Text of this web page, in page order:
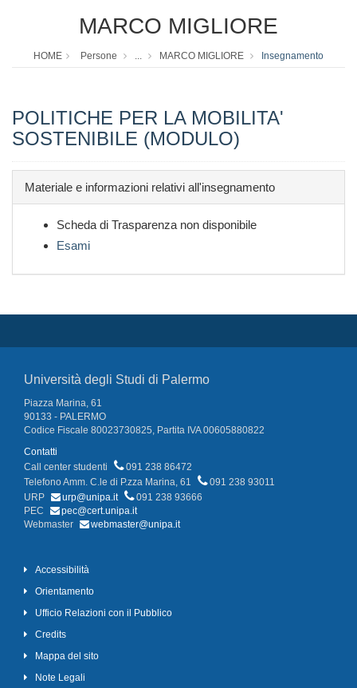
MARCO MIGLIORE
HOME Persone ... MARCO MIGLIORE Insegnamento
POLITICHE PER LA MOBILITA'
SOSTENIBILE (MODULO)
Materiale e informazioni relativi all'insegnamento
Scheda di Trasparenza non disponibile
Esami
Università degli Studi di Palermo
Piazza Marina, 61
90133 - PALERMO
Codice Fiscale 80023730825, Partita IVA 00605880822
Contatti
Call center studenti
091 238 86472
Telefono Amm. C.le di P.zza Marina, 61
091 238 93011
URP
urp@unipa.it
091 238 93666
PEC
pec@cert.unipa.it
Webmaster
webmaster@unipa.it
Accessibilità
Orientamento
Ufficio Relazioni con il Pubblico
Credits
Mappa del sito
Note Legali